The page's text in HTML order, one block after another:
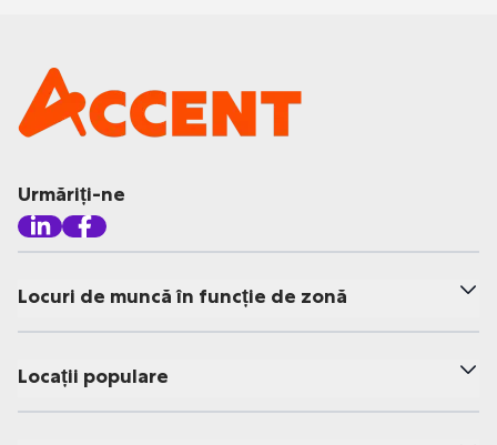
Urmăriți-ne
Locuri de muncă în funcție de zonă
Locații populare